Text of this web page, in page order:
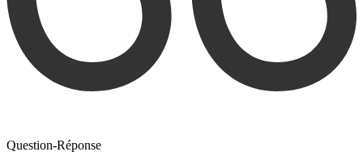
Question-Réponse